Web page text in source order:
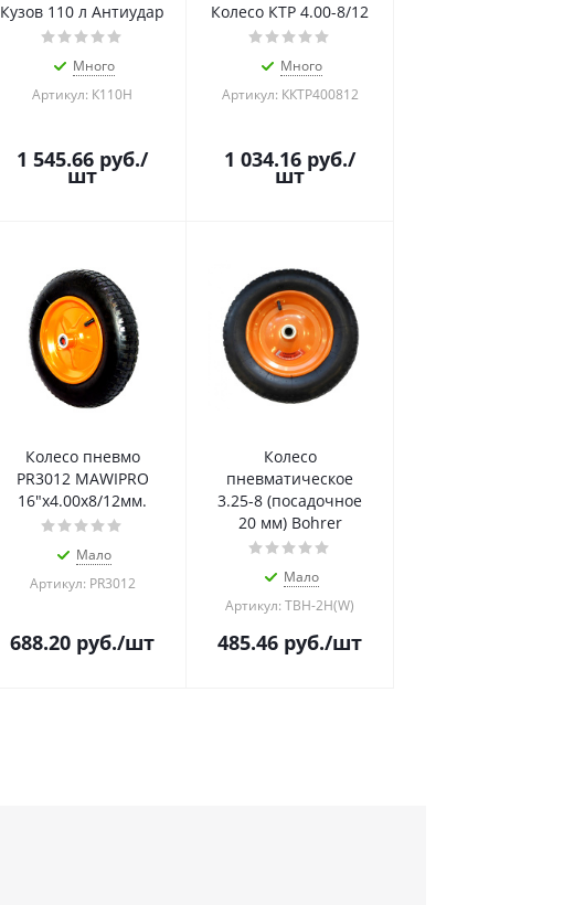
Кузов 110 л Антиудар
Много
Артикул: К110Н
1 545.66 руб./
шт
Колесо КТР 4.00-8/12
Много
Артикул: ККТР400812
1 034.16 руб./
шт
Колесо пневмо
PR3012 MAWIPRO
16"х4.00х8/12мм.
Мало
Артикул: PR3012
688.20 руб./шт
Колесо
пневматическое
3.25-8 (посадочное
20 мм) Bohrer
Мало
Артикул: ТВН-2H(W)
485.46 руб./шт